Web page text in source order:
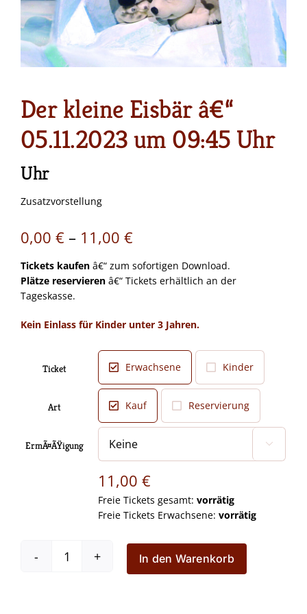
Der kleine Eisbär â€“
05.11.2023 um 09:45 Uhr
Uhr
Zusatzvorstellung
0,00 € – 11,00 €
0,00 €
bis
Tickets kaufen â€“ zum sofortigen Download.
Plätze reservieren â€“ Tickets erhältlich an der
Tageskasse.
Kein Einlass für Kinder unter 3 Jahren.
Ticket Erwachsene Kinder
Art Kauf Reservierung
ErmÃ¤ÃŸigung 
11,00 €
Freie Tickets gesamt: vorrätig
Freie Tickets Erwachsene: vorrätig
Der
In den Warenkorb